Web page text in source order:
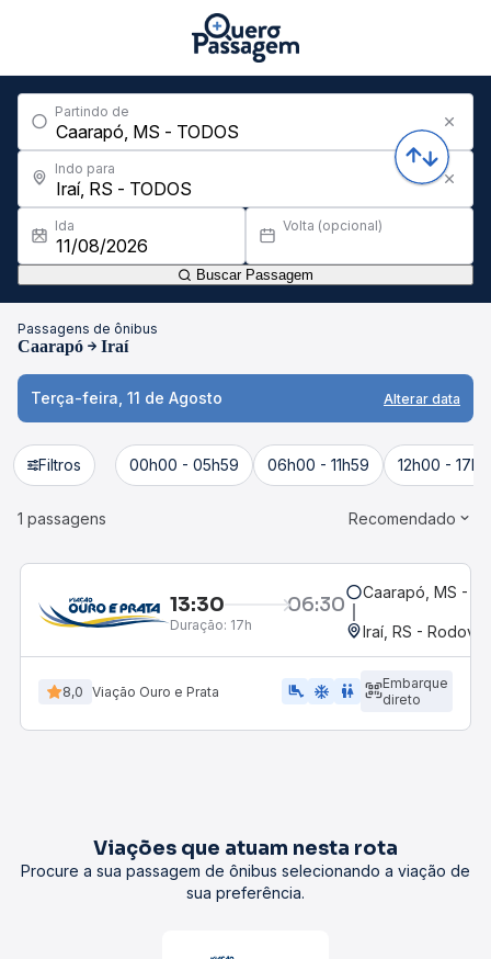
Partindo de
Indo para
Ida Volta (opcional)
Buscar Passagem
Passagens de ônibus
Caarapó Iraí
Terça-feira, 11 de Agosto Alterar data
Filtros 00h00 - 05h59 06h00 - 11h59 12h00 -
1 passagens Recomendado
13:30 06:30
Duração: 17h
Caarapó, MS -
Iraí, RS -
8,0 Viação Ouro e Prata airline_seat_legroom_extra ac_unit WC
Embarque
direto
Viações que atuam nesta rota
Procure a sua passagem de ônibus selecionando a viação de
sua preferência.